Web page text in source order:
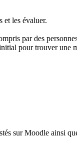
et les évaluer.
par des
pour trouver une
sur Moodle ainsi